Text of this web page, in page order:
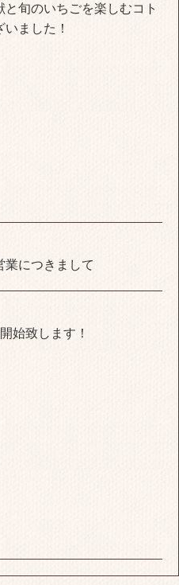
と旬のいちごを楽しむコト
ました！
業につきまして
始致します！